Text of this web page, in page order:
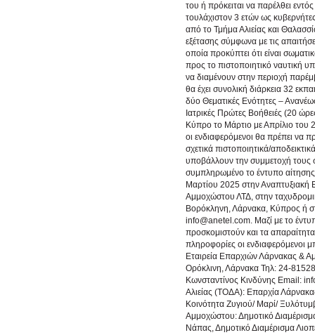
του ή πρόκειται να παρέλθει
τουλάχιστον 3 ετών ως
από το Τμήμα Αλιείας και
εξέτασης σύμφωνα με τις
οποία προκύπτει ότι είναι
προς το πιστοποιητικό ναυτική
να διαμένουν στην περιοχή
θα έχει συνολική διάρκεια 32
δύο Θεματικές Ενότητες –
Ιατρικές Πρώτες Βοήθειές (20
Κύπρο το Μάρτιο με Απρίλιο
οι ενδιαφερόμενοι θα πρέπει να
σχετικά πιστοποιητικά/
υποβάλλουν την συμμετοχή τους
συμπληρωμένο το έντυπο
Μαρτίου 2025 στην Αναπτυξιακή
Αμμοχώστου ΛΤΔ, στην
Βορόκληνη, Λάρνακα, Κύπρος ή
info@anetel.com. Μαζί με το
προσκομιστούν και τα απαραίτητα
πληροφορίες οι ενδιαφερόμενοι
Εταιρεία Επαρχιών Λάρνακας &
Ορόκλινη, Λάρνακα Τηλ: 24-
Κωνσταντίνος Κινδύνης Email:
Αλιείας (ΤΟΔΑ): Επαρχία
Κοινότητα Ζυγιού/ Μαρί/
Αμμοχώστου: Δημοτικό
Νάπας, Δημοτικό Διαμέρισμα